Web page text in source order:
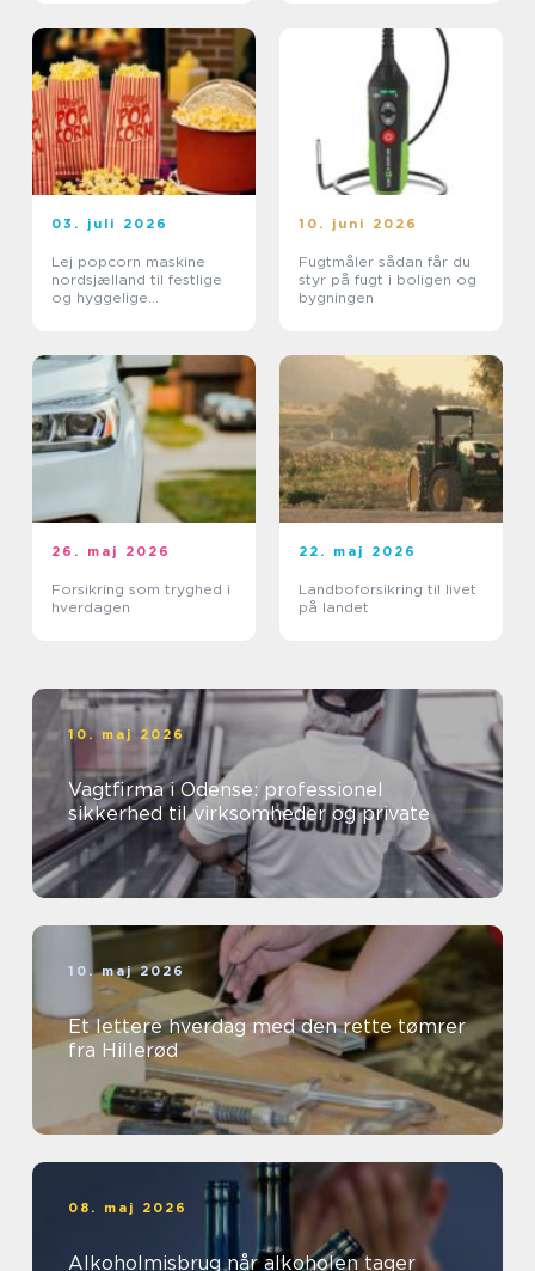
03. juli 2026
Lej popcorn maskine
nordsjælland til festlige
og hyggelige
10. juni 2026
Fugtmåler sådan får du
styr på fugt i boligen og
bygningen
26. maj 2026
Forsikring som tryghed i
hverdagen
22. maj 2026
Landboforsikring til livet
på landet
10. maj 2026
Vagtfirma i Odense: professionel
sikkerhed til virksomheder og private
10. maj 2026
Et lettere hverdag med den rette tømrer
fra Hillerød
08. maj 2026
Alkoholmisbrug når alkoholen tager